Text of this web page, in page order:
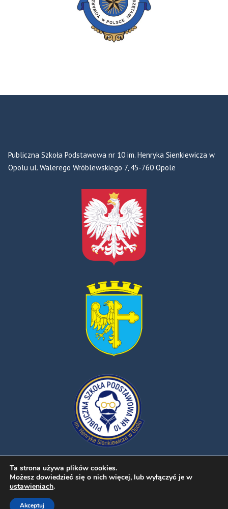
Publiczna Szkoła Podstawowa nr 10 im. Henryka Sienkiewicza w
Opolu ul. Walerego Wróblewskiego 7, 45-760 Opole
Ta strona używa plików cookies.
Możesz dowiedzieć się o nich więcej, lub wyłączyć je w
ustawieniach.
Akceptuj